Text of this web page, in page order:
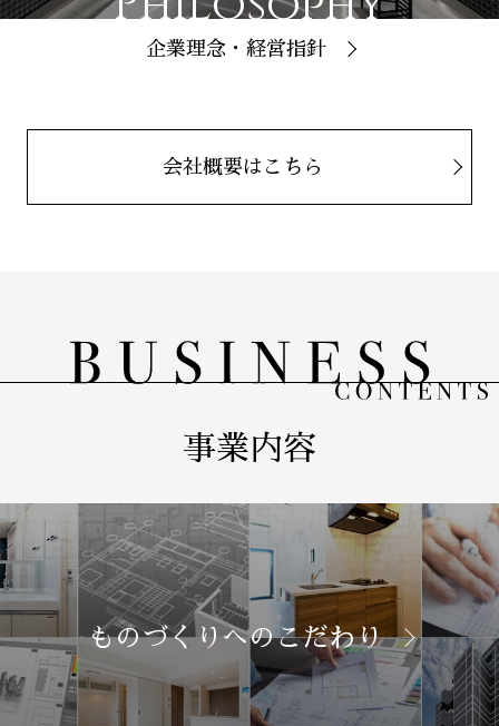
企業理念・経営指針
会社概要はこちら
事業内容
ものづくりへのこだわり